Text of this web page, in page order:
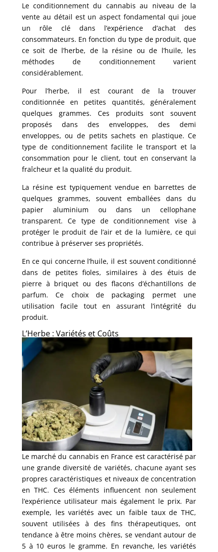
Le conditionnement du cannabis au niveau de la
vente au détail est un aspect fondamental qui joue
un rôle clé dans l’expérience d’achat des
consommateurs. En fonction du type de produit, que
ce soit de l’herbe, de la résine ou de l’huile, les
méthodes de conditionnement varient
considérablement.
Pour l’herbe, il est courant de la trouver
conditionnée en petites quantités, généralement
quelques grammes. Ces produits sont souvent
proposés dans des enveloppes, des demi
enveloppes, ou de petits sachets en plastique. Ce
type de conditionnement facilite le transport et la
consommation pour le client, tout en conservant la
fraîcheur et la qualité du produit.
La résine est typiquement vendue en barrettes de
quelques grammes, souvent emballées dans du
papier aluminium ou dans un cellophane
transparent. Ce type de conditionnement vise à
protéger le produit de l’air et de la lumière, ce qui
contribue à préserver ses propriétés.
En ce qui concerne l’huile, il est souvent conditionné
dans de petites fioles, similaires à des étuis de
pierre à briquet ou des flacons d’échantillons de
parfum. Ce choix de packaging permet une
utilisation facile tout en assurant l’intégrité du
produit.
L’Herbe : Variétés et Coûts
Le marché du cannabis en France est caractérisé par
une grande diversité de variétés, chacune ayant ses
propres caractéristiques et niveaux de concentration
en THC. Ces éléments influencent non seulement
l’expérience utilisateur mais également le prix. Par
exemple, les variétés avec un faible taux de THC,
souvent utilisées à des fins thérapeutiques, ont
tendance à être moins chères, se vendant autour de
5 à 10 euros le gramme. En revanche, les variétés